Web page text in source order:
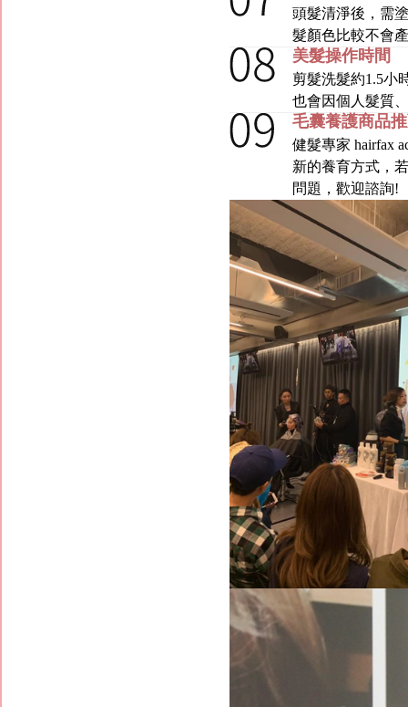
頭髮清淨後，需
髮顏色比較不會
美髮操作時間
剪髮洗髮約1.5小
也會因個人髮質
毛囊養護商品
健髮專家 hairfax
新的養育方式，
問題，歡迎諮詢!